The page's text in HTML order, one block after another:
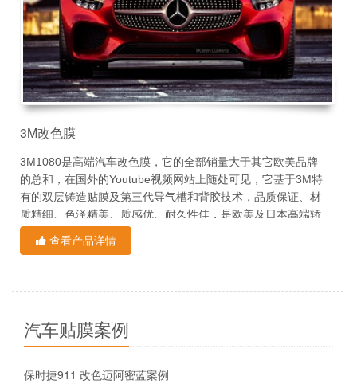
PWF电光金属系列，是其他进口膜没有的系列，其实跟国产膜
和合资膜是有区别的，进口膜背胶采用的是压敏胶，粘性很
低，一般车子贴过以后一个礼拜以后才能完全跟漆面融合，国
产膜粘性很高，国产膜和合资膜导气槽是蜂窝状。进口膜导气
槽纹理清晰可见。
2、亮光系列——亮光、亮光金属
3、透明系列——透明保护、透明渐变等
3M改色膜
3M1080是高端汽车改色膜，它的全部销量大于其它欧美品牌
的总和，在国外的Youtube视频网站上随处可见，它基于3M特
有的双层铸造贴膜及第三代导气槽和背胶技术，品质保证、材
质精细、色泽精美、质感优、耐久性佳，是欧美及日本高端轿
车、跑车改色的必然之选。保护原漆面，覆盖原厂油漆，形成
长久有效隔离保护。色彩均匀，与整车一致，没有色差。饱和
有明显优势。
3M改色膜应用的是Controltac背胶，在你想换个颜色或恢复原
查看产品详情
汽车贴膜案例
保时捷911 改色迈阿密蓝案例